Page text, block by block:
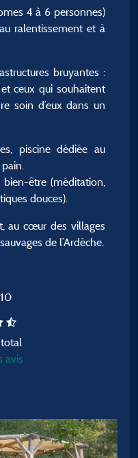
4 à 6 personnes)
ralentissement et à
bruyantes :
ceux qui souhaitent
soin d’eux dans un
piscine dédiée au
être (méditation,
douces).
au cœur des villages
de l’Ardèche.
total
avis